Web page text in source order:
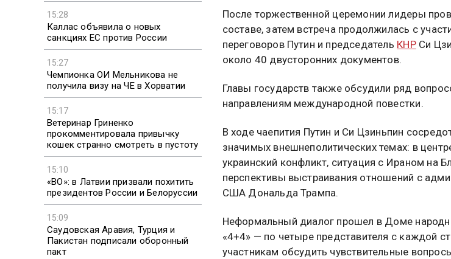
15:28
Каллас объявила о новых
санкциях ЕС против России
15:27
Чемпионка ОИ Мельникова не
получила визу на ЧЕ в Хорватии
15:17
Ветеринар Гриненко
прокомментировала привычку
кошек странно смотреть в пустоту
15:10
«ВО»: в Латвии призвали похитить
президентов России и Белоруссии
15:09
Саудовская Аравия, Турция и
Пакистан подписали оборонный
пакт
После торжественной церемонии лидеры
составе, затем встреча продолжилась с
переговоров Путин и председатель КНРСи
около 40 двусторонних документов.
Главы государств также обсудили ряд
направлениям международной повестки.
В ходе чаепития Путин и Си Цзиньпин
значимых внешнеполитических темах: в
украинский конфликт, ситуация с Ираном на
перспективы выстраивания отношений с
США Дональда Трампа.
Неформальный диалог прошел в Доме
«4+4» — по четыре представителя с каждой
участникам обсудить чувствительные